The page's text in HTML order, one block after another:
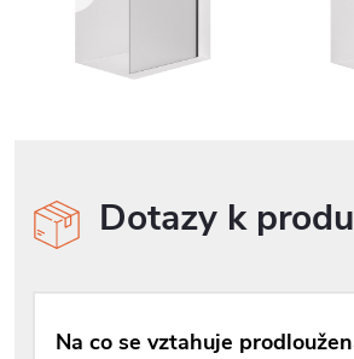
Dotazy k
Na co se vztahuje